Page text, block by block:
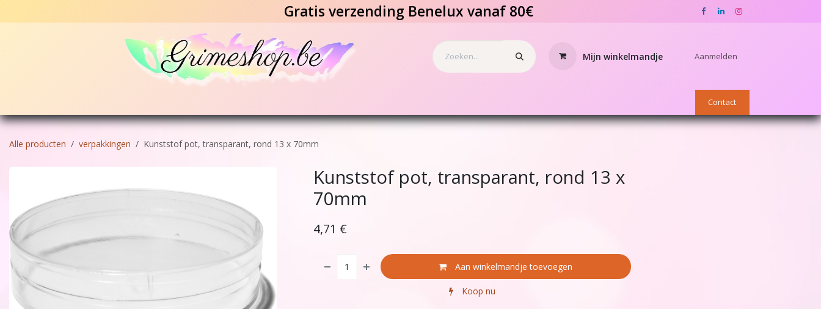
Gratis verzending Benelux vanaf 80€
Mijn winkelmandje Aanmelden
Contact
Alle producten verpakkingen Kunststof pot, transparant, rond 13 x 70mm
Kunststof pot, transparant, rond 13 x
70mm
4,71 €
Aan winkelmandje toevoegen
Koop nu